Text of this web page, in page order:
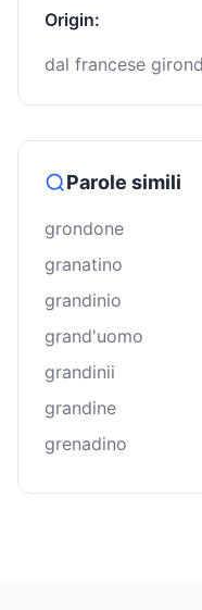
Origin:
dal francese
Parole simili
grondone
granatino
grandinio
grand'uomo
grandinii
grandine
grenadino